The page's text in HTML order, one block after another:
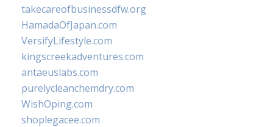
takecareofbusinessdfw.org
HamadaOfJapan.com
VersifyLifestyle.com
kingscreekadventures.com
antaeuslabs.com
purelycleanchemdry.com
WishOping.com
shoplegacee.com